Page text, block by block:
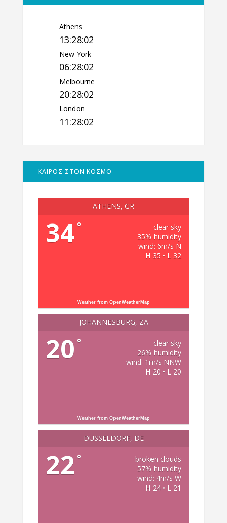
Athens
13:28:03
New York
06:28:03
Melbourne
20:28:03
London
11:28:03
ΚΑΙΡΟΣ ΣΤΟΝ ΚΟΣΜΟ
ATHENS, GR
34°
clear sky
35% humidity
wind: 6m/s N
H 35 • L 32
Weather from OpenWeatherMap
JOHANNESBURG, ZA
20 °
clear sky
26% humidity
wind: 1m/s NNW
H 20 • L 20
Weather from OpenWeatherMap
DÜSSELDORF, DE
22 °
broken clouds
57% humidity
wind: 4m/s W
H 24 • L 21